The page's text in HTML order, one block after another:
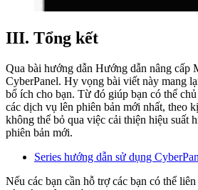
III. Tổng kết
Qua bài hướng dẫn Hướng dẫn nâng cấp
CyberPanel. Hy vọng bài viết này mang
bổ ích cho bạn. Từ đó giúp bạn có thể
các dịch vụ lên phiên bản mới nhất, theo
không thể bỏ qua việc cải thiện hiệu suất
phiên bản mới.
Series hướng dẫn sử dụng
Nếu các bạn cần hỗ trợ các bạn có thể